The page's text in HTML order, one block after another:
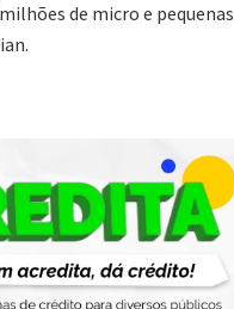
de micro e pequenas